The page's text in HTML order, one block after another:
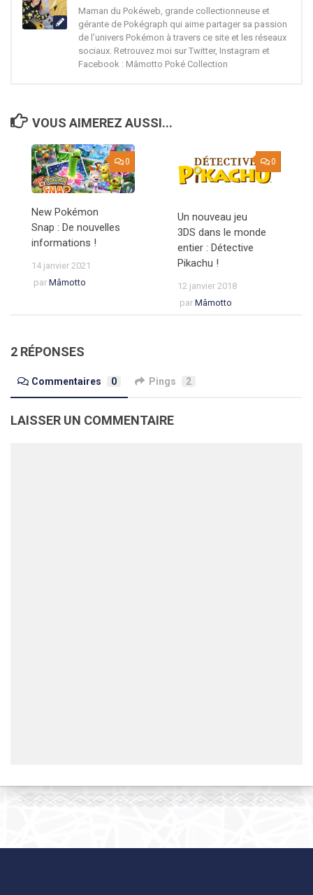
Maman du Pokéweb, grande collectionneuse et
gérante de Pokégraph qui aime partager sa passion
de l'univers Pokémon à travers ce site et les réseaux
sociaux. Retrouvez moi sur Twitter, Instagram et
Facebook : Mâmotto Poké Collection
VOUS AIMEREZ AUSSI...
0
New Pokémon
Snap : De nouvelles
informations !
14 janvier 2021
par Mâmotto
0
Un nouveau jeu
3DS dans le monde
entier : Détective
Pikachu !
12 janvier 2018
par Mâmotto
2 RÉPONSES
Commentaires 0 Pings 2
LAISSER UN COMMENTAIRE